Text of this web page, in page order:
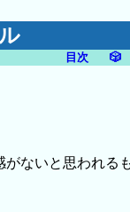
目次 🎲
ないと思われる